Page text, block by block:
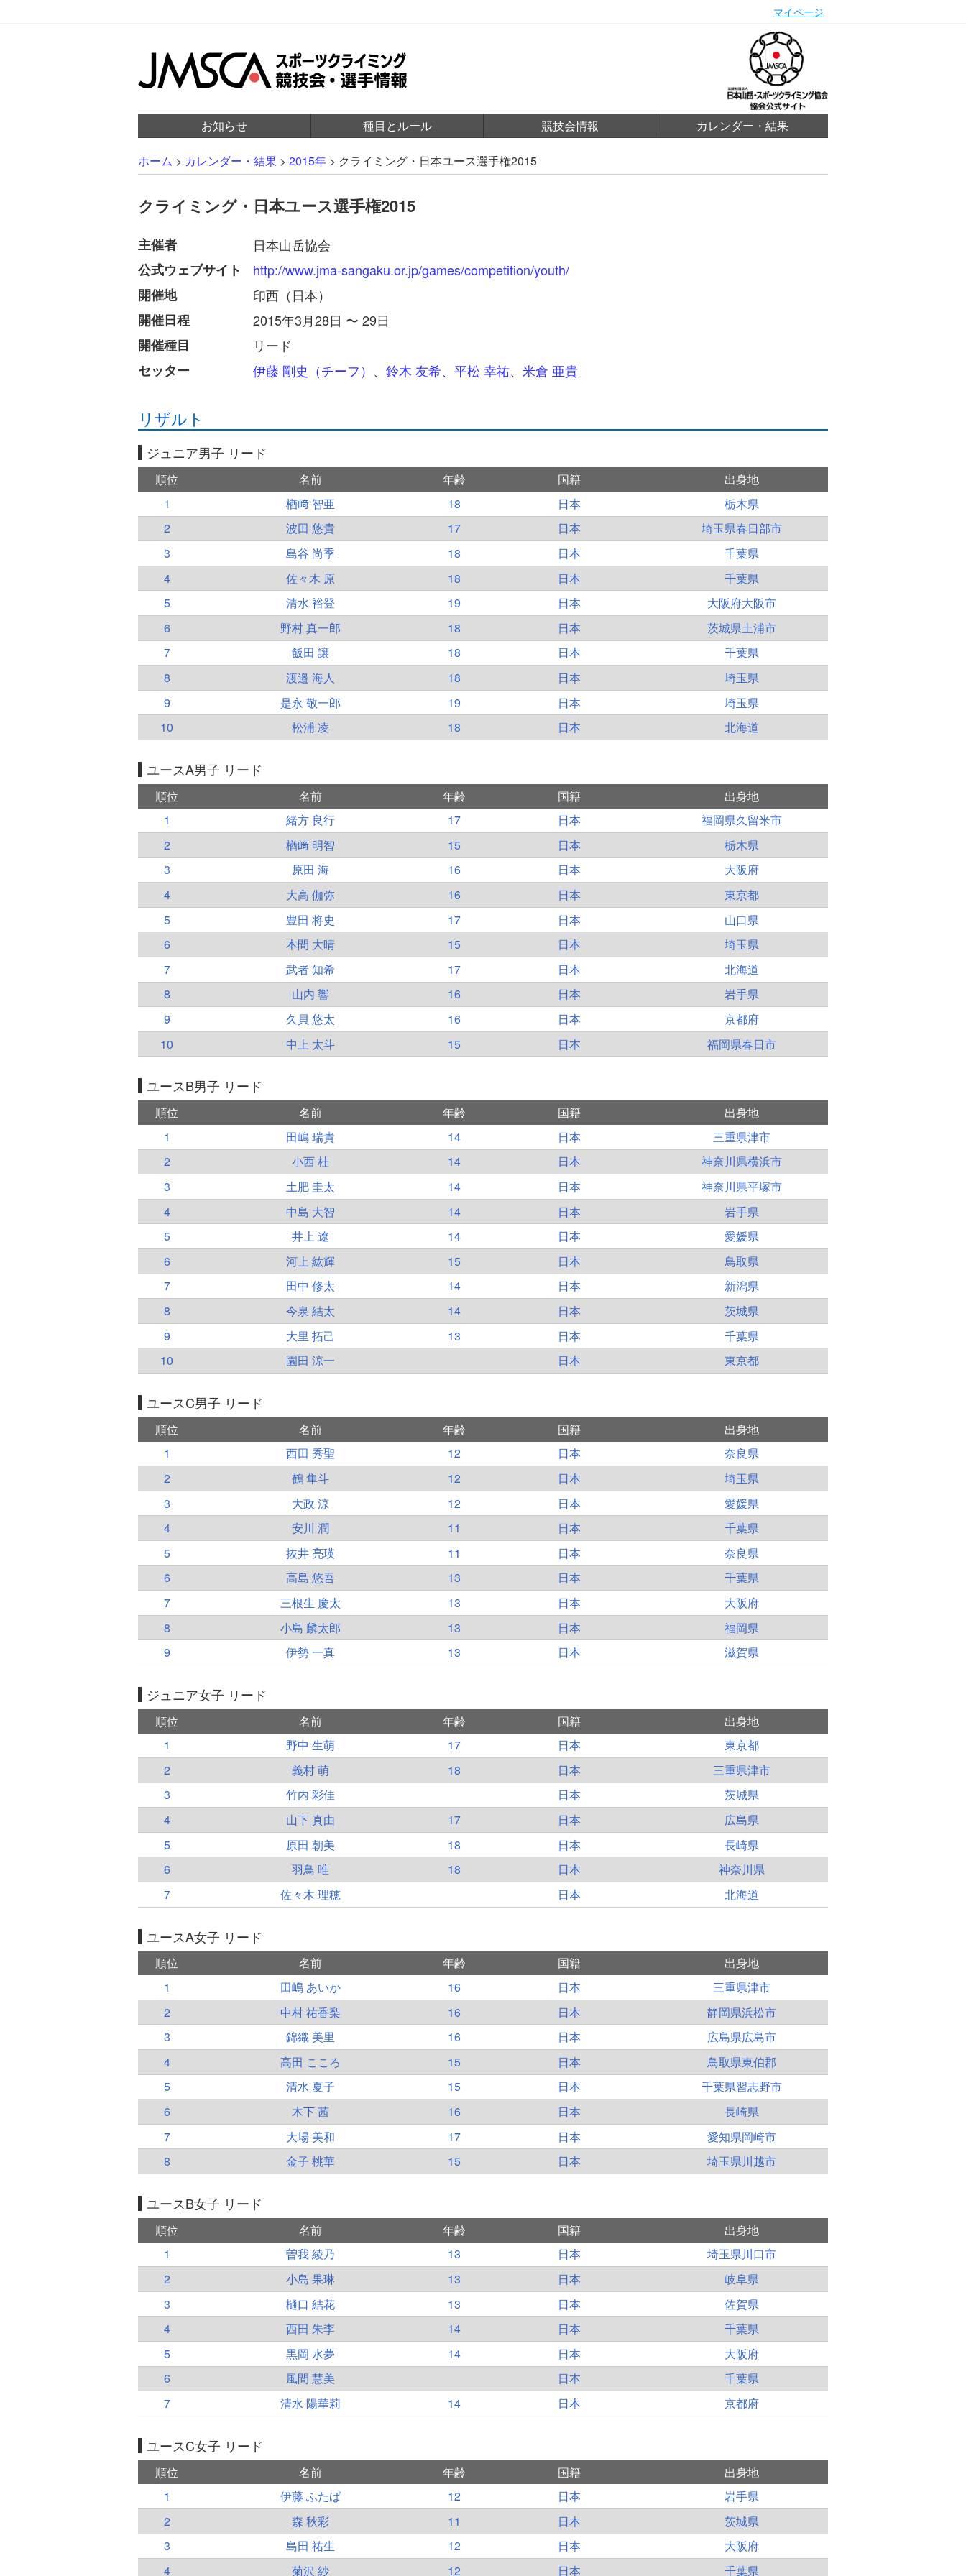
マイページ
お知らせ 種目とルール 競技会情報 カレンダー・結果
ホーム > カレンダー・結果 > 2015年 > クライミング・日本ユース選手権2015
クライミング・日本ユース選手権2015
主催者
日本山岳協会
公式ウェブサイト
http://www.jma-sangaku.or.jp/games/competition/youth/
開催地
印西（日本）
開催日程
2015年3月28日 〜 29日
開催種目
リード
セッター
伊藤 剛史（チーフ） 、 鈴木 友希、 平松 幸祐、 米倉 亜貴
リザルト
ジュニア男子 リード
順位 名前 年齢 国籍
出身地
1
楢﨑 智亜 18 日本
栃木県
2
波田 悠貴 17 日本
埼玉県春日部市
3
島谷 尚季 18 日本
千葉県
4
佐々木 原 18 日本
千葉県
5
清水 裕登 19 日本
大阪府大阪市
6
野村 真一郎 18 日本
茨城県土浦市
7
飯田 譲 18 日本
千葉県
8
渡邉 海人 18 日本
埼玉県
9
是永 敬一郎 19 日本
埼玉県
10
松浦 凌 18 日本 北海道
ユースA男子 リード
順位 名前 年齢 国籍
出身地
1
緒方 良行 17 日本
福岡県久留米市
2
楢﨑 明智 15 日本
栃木県
3
原田 海 16 日本
大阪府
4
大高 伽弥 16 日本
東京都
5
豊田 将史 17 日本
山口県
6
本間 大晴 15 日本
埼玉県
7
武者 知希 17 日本
北海道
8
山内 響 16 日本
岩手県
9
久貝 悠太 16 日本
京都府
10
中上 太斗 15 日本 福岡県春日市
ユースB男子 リード
順位 名前 年齢 国籍
出身地
1
田嶋 瑞貴 14 日本
三重県津市
2
小西 桂 14 日本
神奈川県横浜市
3
土肥 圭太 14 日本
神奈川県平塚市
4
中島 大智 14 日本
岩手県
5
井上 遼 14 日本
愛媛県
6
河上 紘輝 15 日本
鳥取県
7
田中 修太 14 日本
新潟県
8
今泉 結太 14 日本
茨城県
9
大里 拓己 13 日本
千葉県
10
園田 涼一 日本 東京都
ユースC男子 リード
順位 名前 年齢 国籍
出身地
1
西田 秀聖 12 日本
奈良県
2
鶴 隼斗 12 日本
埼玉県
3
大政 涼 12 日本
愛媛県
4
安川 潤 11 日本
千葉県
5
抜井 亮瑛 11 日本
奈良県
6
高島 悠吾 13 日本
千葉県
7
三根生 慶太 13 日本
大阪府
8
小島 麟太郎 13 日本
福岡県
9
伊勢 一真 13 日本 滋賀県
ジュニア女子 リード
順位 名前 年齢 国籍
出身地
1
野中 生萌 17 日本
東京都
2
義村 萌 18 日本
三重県津市
3
竹内 彩佳 日本
茨城県
4
山下 真由 17 日本
広島県
5
原田 朝美 18 日本
長崎県
6
羽鳥 唯 18 日本
神奈川県
7
佐々木 理穂 日本 北海道
ユースA女子 リード
順位 名前 年齢 国籍
出身地
1
田嶋 あいか 16 日本
三重県津市
2
中村 祐香梨 16 日本
静岡県浜松市
3
錦織 美里 16 日本
広島県広島市
4
高田 こころ 15 日本
鳥取県東伯郡
5
清水 夏子 15 日本
千葉県習志野市
6
木下 茜 16 日本
長崎県
7
大場 美和 17 日本
愛知県岡崎市
8
金子 桃華 15 日本 埼玉県川越市
ユースB女子 リード
順位 名前 年齢 国籍
出身地
1
曽我 綾乃 13 日本
埼玉県川口市
2
小島 果琳 13 日本
岐阜県
3
樋口 結花 13 日本
佐賀県
4
西田 朱李 14 日本
千葉県
5
黒岡 水夢 14 日本
大阪府
6
風間 慧美 日本
千葉県
7
清水 陽華莉 14 日本 京都府
ユースC女子 リード
順位 名前 年齢 国籍
出身地
1
伊藤 ふたば 12 日本
岩手県
2
森 秋彩 11 日本
茨城県
3
島田 祐生 12 日本
大阪府
4
菊沢 紗 12 日本 千葉県